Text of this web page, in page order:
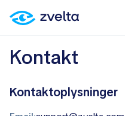
Kontakt
Kontaktoplysninger